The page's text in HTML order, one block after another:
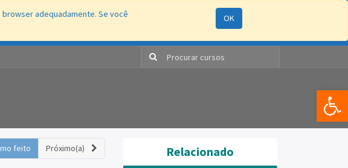
adequadamente. Se você
OK
Relacionado
feito Próximo(a)